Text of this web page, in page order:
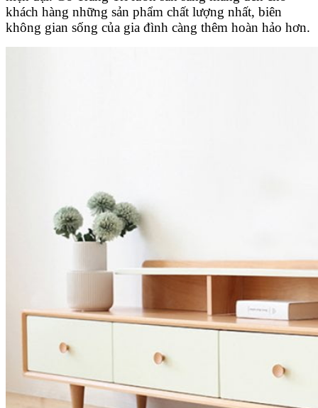
khách hàng những sản phẩm chất lượng nhất, biên
không gian sống của gia đình càng thêm hoàn hảo hơn.